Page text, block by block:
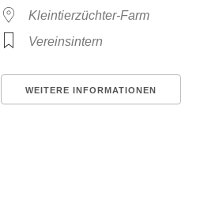
Kleintierzüchter-Farm
Vereinsintern
WEITERE INFORMATIONEN